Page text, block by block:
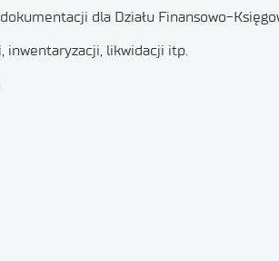
dla Działu Finansowo-
inwentaryzacji, likwidacji itp.